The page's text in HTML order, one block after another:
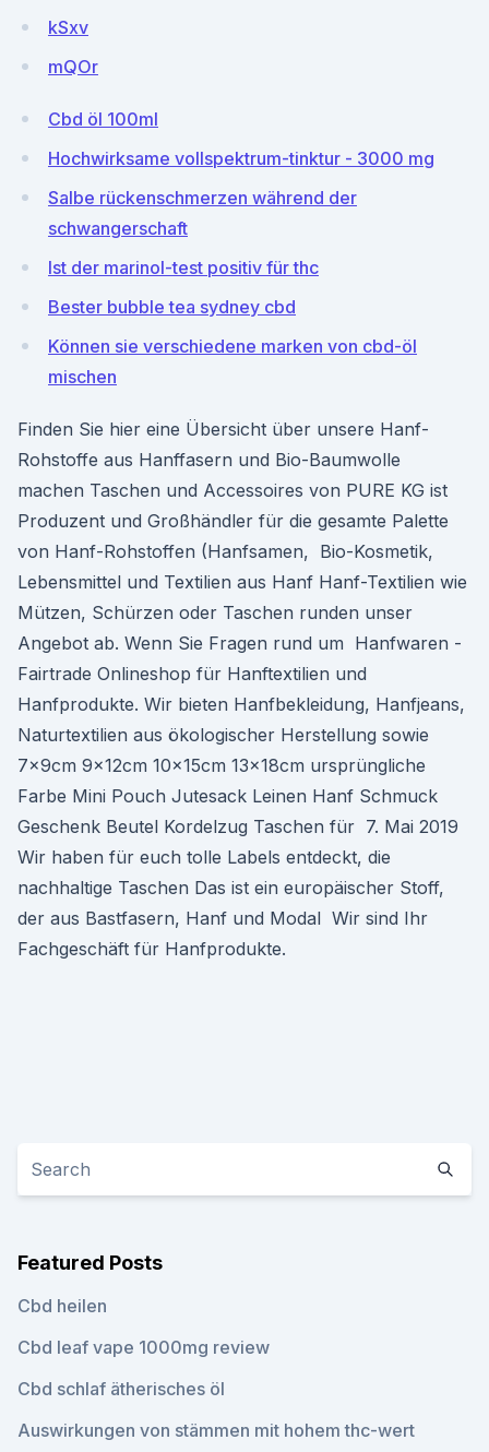
kSxv
mQOr
Cbd öl 100ml
Hochwirksame vollspektrum-tinktur - 3000 mg
Salbe rückenschmerzen während der
schwangerschaft
Ist der marinol-test positiv für thc
Bester bubble tea sydney cbd
Können sie verschiedene marken von cbd-öl
mischen
Finden Sie hier eine Übersicht über unsere Hanf-
Rohstoffe aus Hanffasern und Bio-Baumwolle
machen Taschen und Accessoires von PURE KG ist
Produzent und Großhändler für die gesamte Palette
von Hanf-Rohstoffen (Hanfsamen, Bio-Kosmetik,
Lebensmittel und Textilien aus Hanf Hanf-Textilien wie
Mützen, Schürzen oder Taschen runden unser
Angebot ab. Wenn Sie Fragen rund um Hanfwaren -
Fairtrade Onlineshop für Hanftextilien und
Hanfprodukte. Wir bieten Hanfbekleidung, Hanfjeans,
Naturtextilien aus ökologischer Herstellung sowie
7x9cm 9x12cm 10x15cm 13x18cm ursprüngliche
Farbe Mini Pouch Jutesack Leinen Hanf Schmuck
Geschenk Beutel Kordelzug Taschen für 7. Mai 2019
Wir haben für euch tolle Labels entdeckt, die
nachhaltige Taschen Das ist ein europäischer Stoff,
der aus Bastfasern, Hanf und Modal Wir sind Ihr
Fachgeschäft für Hanfprodukte.
Featured Posts
Cbd heilen
Cbd leaf vape 1000mg review
Cbd schlaf ätherisches öl
Auswirkungen von stämmen mit hohem thc-wert